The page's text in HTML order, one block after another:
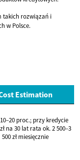
takich rozwiązań i
w Polsce.
Estimation
proc.; przy kredycie
na 30 lat rata ok. 2 500–3
500 zł miesięcznie